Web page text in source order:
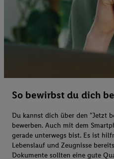
So bewirbst du dich
Du kannst dich über den "Jetzt
bewerben. Auch mit dem
gerade unterwegs bist. Es ist
Lebenslauf und Zeugnisse
Dokumente sollten eine gute